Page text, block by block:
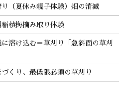
（夏休み親子体験）畑の消滅
積梅摘み取り体験
溶け込む＝草刈り「急斜面の草刈
くり、最低限必須の草刈り